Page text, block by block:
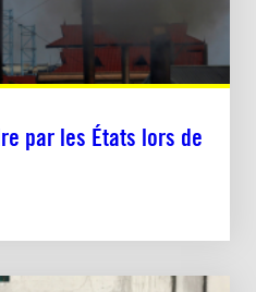
par les États lors de